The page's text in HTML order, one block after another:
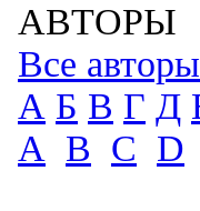
АВТОРЫ
Все авторы
А Б В Г Д
A B C D